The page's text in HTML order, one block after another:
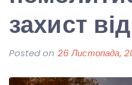
захист
Posted on 26 Листопада,